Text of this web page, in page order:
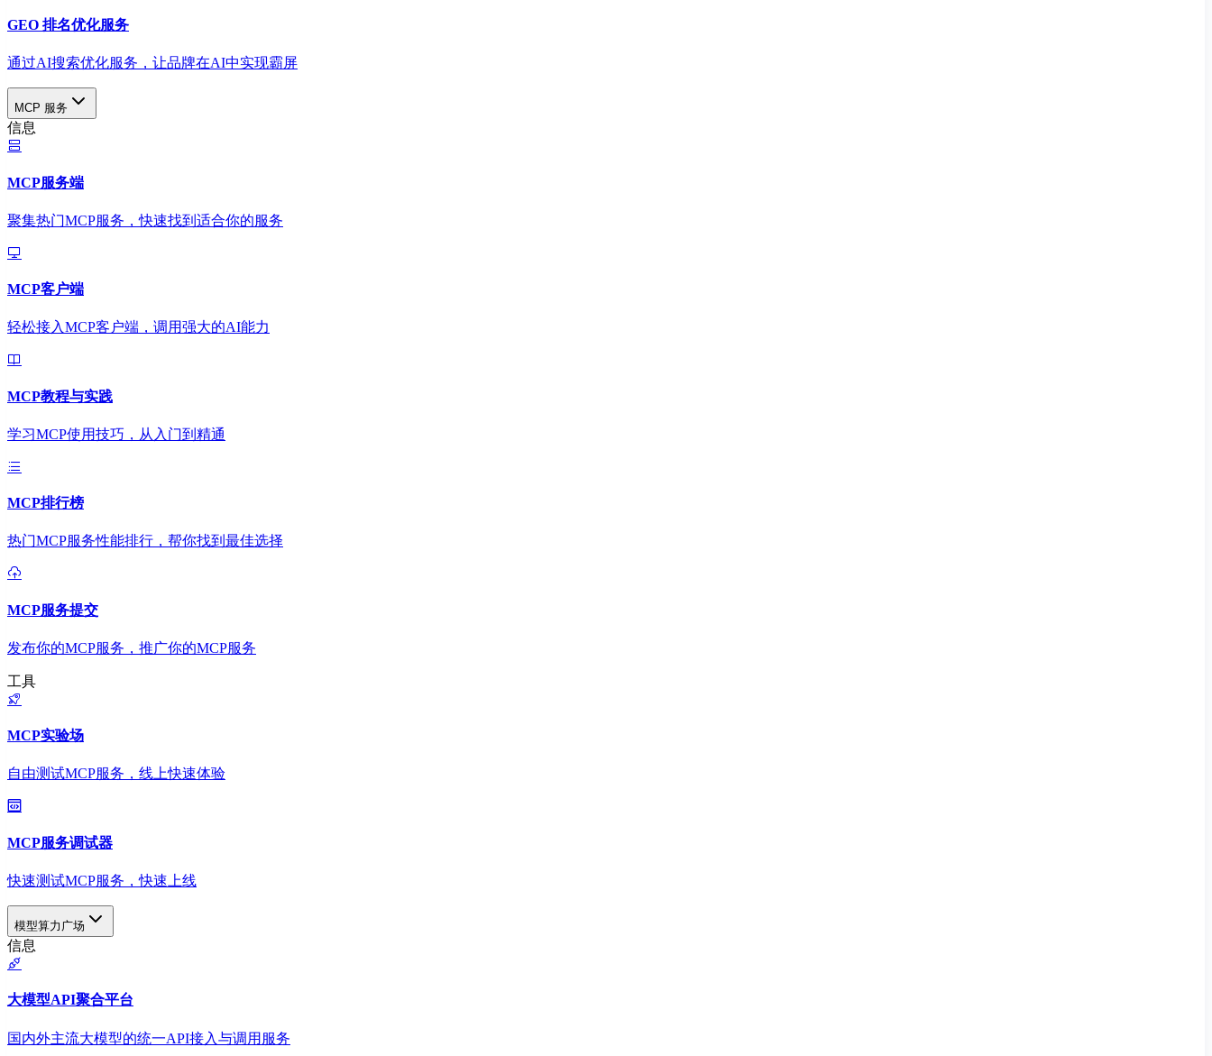
GEO 排名优化服务
通过AI搜索优化服务，让品牌在AI中实现霸屏
MCP 服务
信息
MCP服务端
聚集热门MCP服务，快速找到适合你的服务
MCP客户端
轻松接入MCP客户端，调用强大的AI能力
MCP教程与实践
学习MCP使用技巧，从入门到精通
MCP排行榜
热门MCP服务性能排行，帮你找到最佳选择
MCP服务提交
发布你的MCP服务，推广你的MCP服务
工具
MCP实验场
自由测试MCP服务，线上快速体验
MCP服务调试器
快速测试MCP服务，快速上线
模型算力广场
信息
大模型API聚合平台
国内外主流大模型的统一API接入与调用服务